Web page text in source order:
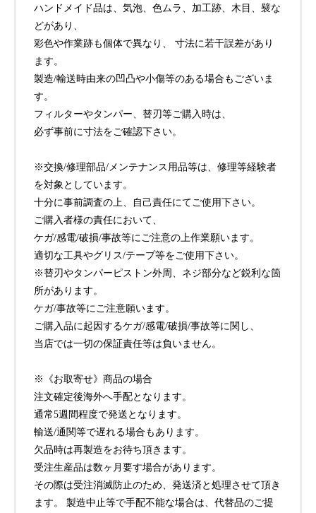
ハンドメイド品は、気泡、色ムラ、加工跡、木目、襞な
どがあり、
彩色や作業跡も個体で異なり、 寸法に若干誤差があり
ます。
製造/輸送時由来の凹凸や小傷等のある場合もございま
す。
フィルターやタンパー、替刃等ご購入時は、
必ず事前に寸法をご確認下さい。
※交換/修理部品/メンテナンス用品等は、修理等経験者
を対象としています。
十分に事前調査の上、自己責任にてご使用下さい。
ご購入者様の責任において、
ケガ/感電/破損/事故等にご注意の上作業願います。
適切な工具やグリス/テープ等をご使用下さい。
※替刃やタンパーピストン外周、ネジ部分など鋭利な箇
所があります。
ケガ/事故等にご注意願います。
ご購入品に起因するケガ/感電/破損/事故等に関し、
当店では一切の保証責任等は負いません。
※《お取寄せ》商品の場合
注文確定後海外へ手配となります。
通常5週間程度で発送となります。
輸送/通関等で遅れる場合もあります。
欠品時は再製造をお待ち頂きます。
受注生産品は数ヶ月要す場合があります。
その際は受注消滅防止のため、発送済と処理させて頂き
ます。 製造中止等で手配不能な場合は、代替品のご提